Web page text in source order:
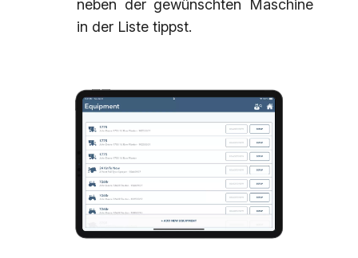
neben der gewünschten Maschine
in der Liste tippst.